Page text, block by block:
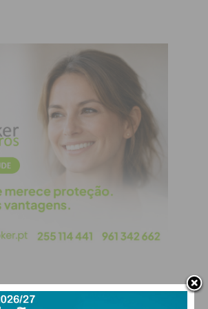
pessoas ao longo do último ano,
de utentes rastreados registado
a ULS sublinha que estes
de forma consolidada o
Unidade na melhoria contínua dos
à sua comunidade,
a eficiência de proximidade se
prevenção, diagnóstico precoce e
a newsletter do